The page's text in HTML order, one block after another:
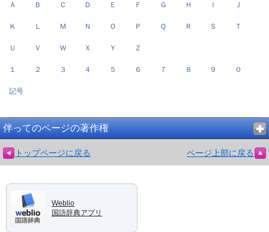
Ａ Ｂ Ｃ Ｄ Ｅ Ｆ Ｇ Ｈ Ｉ Ｊ
Ｋ Ｌ Ｍ Ｎ Ｏ Ｐ Ｑ Ｒ Ｓ Ｔ
Ｕ Ｖ Ｗ Ｘ Ｙ Ｚ
１ ２ ３ ４ ５ ６ ７ ８ ９ ０
記号
伴ってのページの著作権
トップページに戻る ページ上部に戻る
Weblio
国語辞典アプリ